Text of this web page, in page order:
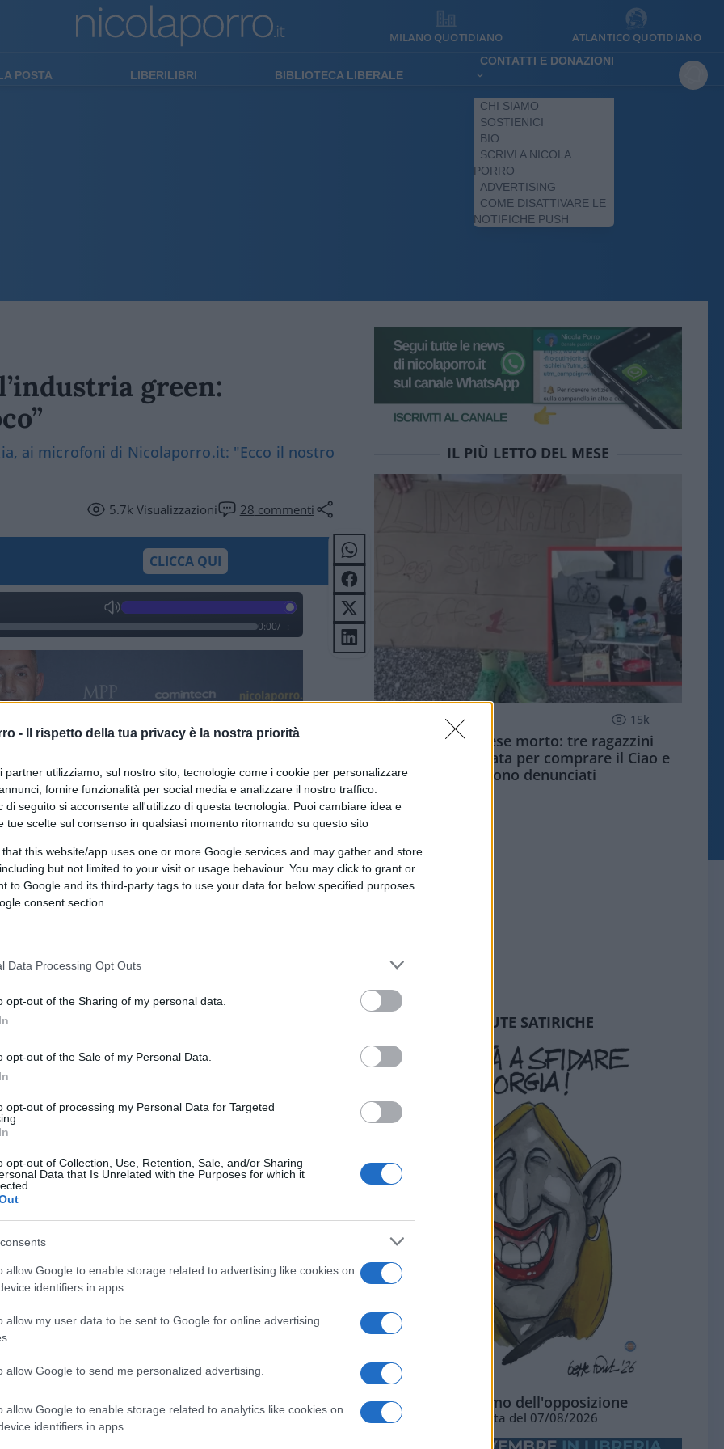
- Il rispetto della tua privacy è la nostra priorità
partner utilizziamo, sul nostro sito, tecnologie come i cookie per personalizzare
fornire funzionalità per social media e analizzare il nostro traffico.
di seguito si acconsente all'utilizzo di questa tecnologia. Puoi cambiare idea e
tue scelte sul consenso in qualsiasi momento ritornando su questo sito
that this website/app uses one or more Google services and may gather and store
but not limited to your visit or usage behaviour. You may click to grant or
to Google and its third-party tags to use your data for below specified purposes
consent section.
Data Processing Opt Outs
opt-out of the Sharing of my personal data.
opt-out of the Sale of my Personal Data.
opt-out of processing my Personal Data for Targeted
opt-out of Collection, Use, Retention, Sale, and/or Sharing
Data that Is Unrelated with the Purposes for which it
allow Google to enable storage related to advertising like cookies on
identifiers in apps.
allow my user data to be sent to Google for online advertising
allow Google to send me personalized advertising.
allow Google to enable storage related to analytics like cookies on
identifiers in apps.
MILANO QUOTIDIANO ATLANTICO QUOTIDIANO
POSTA LIBERILIBRI BIBLIOTECA LIBERALE
CONTATTI E DONAZIONI
CHI SIAMO
SOSTIENICI
BIO
SCRIVI A NICOLA
PORRO
ADVERTISING
COME DISATTIVARE LE
NOTIFICHE PUSH
green:
ai microfoni di Nicolaporro.it: "Ecco il nostro
5.7kVisualizzazioni 28 commenti
CLICCA QUI
0:00/--:--
di ormai prossima
di lavoro, rafforzando al contempo la
basa sul pragmatismo e rifugge le
generale
Riccardo Toto, ha abbracciato
“Riteniamo che l’eolico offshore
energetico di cui necessita l’Italia,
spiega a Nicolaporro.it lo stesso Toto,
denominato Med Wind, per il quale
di energia pulita.
a 80 chilometri dalla costa di Mazara
comunità locali. È un progetto che
e quindi riteniamo che sia importante
energetica”, ha spiegato Toto a
e guarda gli interventi on demand
IL PIÙ LETTO DEL MESE
15k
Siamo un Paese morto: tre ragazzini
vendono limonata per comprare il Ciao e
vengono denunciati
SEDUTE SATIRICHE
L'ottimismo dell'opposizione
Vignetta del 07/08/2026